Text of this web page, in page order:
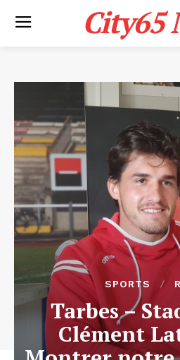
City65
SPORTS
Tarbes –
Clément